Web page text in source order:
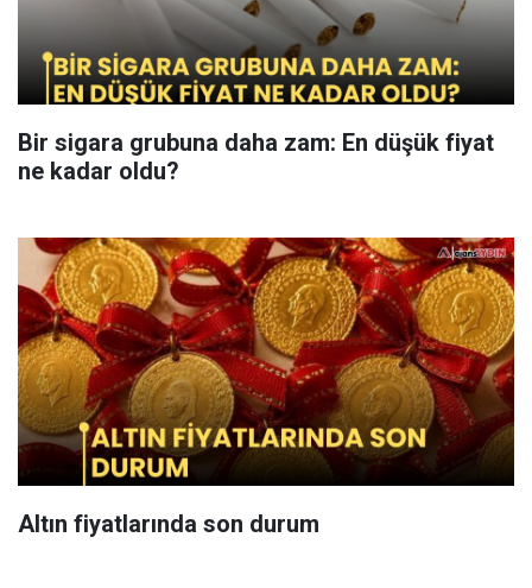
Bir sigara grubuna daha zam: En düşük fiyat
ne kadar oldu?
Altın fiyatlarında son durum